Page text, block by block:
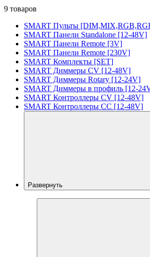
9 товаров
SMART Пульты
SMART Панели Standalone [12-48V]
SMART Панели Remote [3V]
SMART Панели Remote [230V]
SMART Комплекты [SET]
SMART Диммеры CV [12-48V]
SMART Диммеры Rotary [12-24V]
SMART Диммеры в профиль [12-
SMART Контроллеры CV [12-48V]
SMART Контроллеры CC [12-48V]
Развернуть